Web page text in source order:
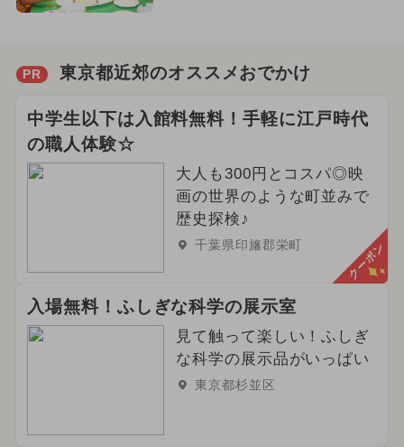
PR 東京都近郊のオススメおでかけ
中学生以下は入館料無料！手軽に江戸時代
の職人体験☆
大人も300円とコスパ◎映
画の世界のような町並みで
歴史探検♪
千葉県印旛郡栄町 クーポン
入場無料！ふしぎな科学の展示室
見て触って楽しい！ふしぎ
な科学の展示品がいっぱい
東京都杉並区